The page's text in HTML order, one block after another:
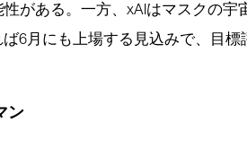
がある。一方、xAIはマスクの宇
6月にも上場する見込みで、目標
ン